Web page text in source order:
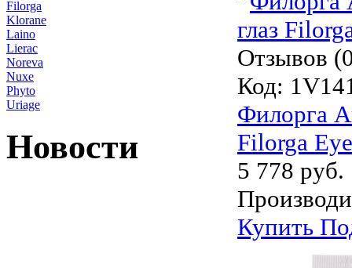
Отзывов
Код:
Филорга
Filorga
5 778 руб.
Купить
Filorga
Klorane
Laino
Lierac
Noreva
Nuxe
Phyto
Uriage
Новости